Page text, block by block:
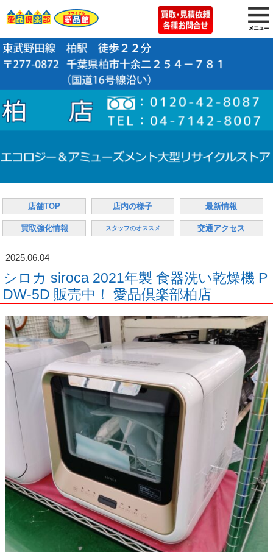
店舗TOP 店内の様子 最新情報
買取強化情報 スタッフのオススメ 交通アクセス
2025.06.04
シロカ siroca 2021年製 食器洗い乾燥機 P
DW-5D 販売中！ 愛品倶楽部柏店